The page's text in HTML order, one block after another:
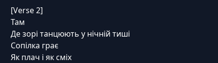
[Verse 2]
Там
Де зорі танцюють у нічній тиші
Сопілка грає
Як плач і як сміх